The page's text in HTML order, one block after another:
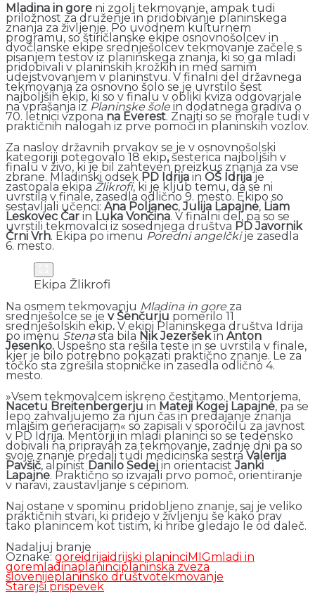
Mladina in gore ni zgolj tekmovanje, ampak tudi
priložnost za druženje in pridobivanje planinskega
znanja za življenje. Po uvodnem kulturnem
programu, so štiričlanske ekipe osnovnošolcev in
dvočlanske ekipe srednješolcev tekmovanje začele s
pisanjem testov iz planinskega znanja, ki so ga mladi
pridobivali v planinskih krožkih in med samim
udejstvovanjem v planinstvu. V finalni del državnega
tekmovanja za osnovno šolo se je uvrstilo šest
najboljših ekip, ki so v finalu v obliki kviza odgovarjale
na vprašanja iz Planinske šole in dodatnega gradiva o
70. letnici vzpona na Everest. Znajti so se morale tudi v
praktičnih nalogah iz prve pomoči in planinskih vozlov.
Za naslov državnih prvakov se je v osnovnošolski
kategoriji potegovalo 18 ekip,šesterica najboljših v
finalu v živo, ki je bil zahteven preizkus znanja za vse
zbrane. Mladinski odsek PD Idrija in OŠ Idrijaje
zastopala ekipa Žlikrofi, ki je kljub temu, da se ni
uvrstila v finale, zasedla odlično 9. mesto. Ekipo so
sestavljali učenci: Ana Poljanec,Julija Lapajne, Liam
Leskovec Čar in Luka Vončina. V finalni del, pa so se
uvrstili tekmovalci iz sosednjega društva PD Javornik
Črni Vrh. Ekipa po imenu Poredni angelčkije zasedla
6. mesto.
Ekipa Žlikrofi
Na osmem tekmovanju Mladina in gore za
srednješolce se je v Šenčurju pomerilo 11
srednješolskih ekip. V ekipi Planinskega društva Idrija
po imenu Stenasta bila Nik Jezeršekin Anton
Jesenko. Uspešno sta rešila teste in se uvrstila v finale,
kjer je bilo potrebno pokazati praktično znanje. Le za
točko sta zgrešila stopničke in zasedla odlično 4.
mesto.
»Vsem tekmovalcem iskreno čestitamo. Mentorjema,
Nacetu Breitenbergerju in Mateji Kogej Lapajne, pa se
lepo zahvaljujemo za njun čas in predajanje znanja
mlajšim generacijam« so zapisali v sporočilu za javnost
v PD Idrija. Mentorji in mladi planinci so se tedensko
dobivali na pripravah za tekmovanje, zadnje dni pa so
svoje znanje predali tudi medicinska sestra Valerija
Pavšič, alpinist Danilo Sedej in orientacistJanki
Lapajne. Praktično so izvajali prvo pomoč, orientiranje
v naravi, zaustavljanje s cepinom.
Naj ostane v spominu pridobljeno znanje, saj je veliko
praktičnih stvari, ki pridejo v življenju še kako prav
tako planincem kot tistim, ki hribe gledajo le od daleč.
Nadaljuj branje
Oznake: goreidrijaidrijski planinciMIGmladi in
goremladinaplaninciplaninska zveza
slovenijeplaninsko društvotekmovanje
Starejši prispevek